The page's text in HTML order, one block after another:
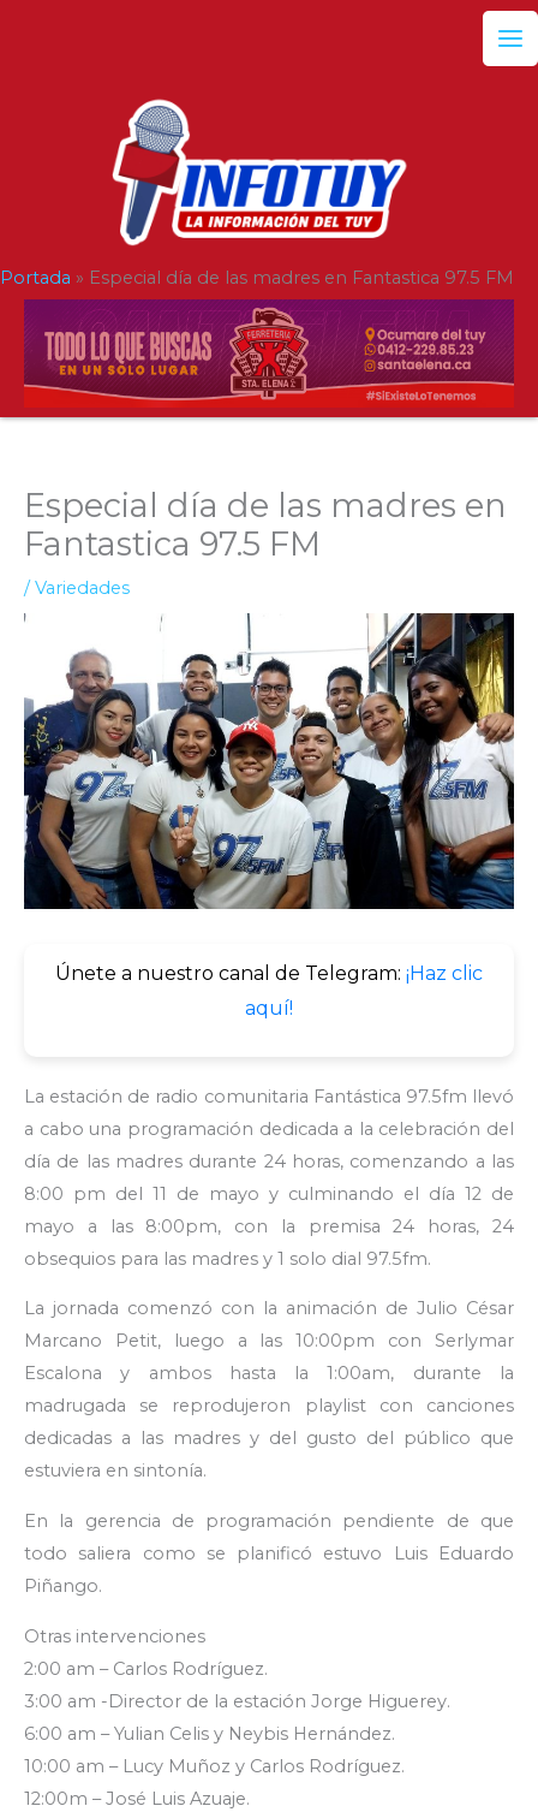
Portada » Especial día de las madres en Fantastica 97.5 FM
Especial día de las madres en
Fantastica 97.5 FM
/Variedades
Únete a nuestro canal de Telegram: ¡Haz clic
aquí!
La estación de radio comunitaria Fantástica 97.5fm llevó
a cabo una programación dedicada a la celebración del
día de las madres durante 24 horas, comenzando a las
8:00 pm del 11 de mayo y culminando el día 12 de
mayo a las 8:00pm, con la premisa 24 horas, 24
obsequios para las madres y 1 solo dial 97.5fm.
La jornada comenzó con la animación de Julio César
Marcano Petit, luego a las 10:00pm con Serlymar
Escalona y ambos hasta la 1:00am, durante la
madrugada se reprodujeron playlist con canciones
dedicadas a las madres y del gusto del público que
estuviera en sintonía.
En la gerencia de programación pendiente de que
todo saliera como se planificó estuvo Luis Eduardo
Piñango.
Otras intervenciones
2:00 am – Carlos Rodríguez.
3:00 am -Director de la estación Jorge Higuerey.
6:00 am – Yulian Celis y Neybis Hernández.
10:00 am – Lucy Muñoz y Carlos Rodríguez.
12:00m – José Luis Azuaje.